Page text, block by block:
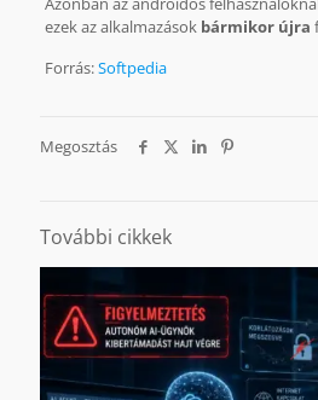
ezek az alkalmazások bármikor újra
Forrás:Softpedia
Megosztás
További cikkek